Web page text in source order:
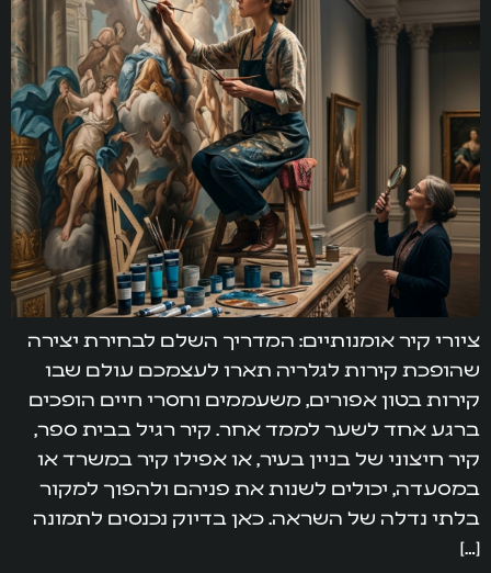
ציורי קיר אומנותיים: המדריך השלם לבחירת יצירה
שהופכת קירות לגלריה תארו לעצמכם עולם שבו
קירות בטון אפורים, משעממים וחסרי חיים הופכים
ברגע אחד לשער לממד אחר. קיר רגיל בבית ספר,
קיר חיצוני של בניין בעיר, או אפילו קיר במשרד או
במסעדה, יכולים לשנות את פניהם ולהפוך למקור
בלתי נדלה של השראה. כאן בדיוק נכנסים לתמונה
[…]